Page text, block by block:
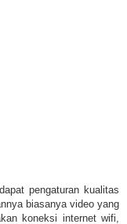
pengaturan kualitas
biasanya video yang
koneksi internet wifi,